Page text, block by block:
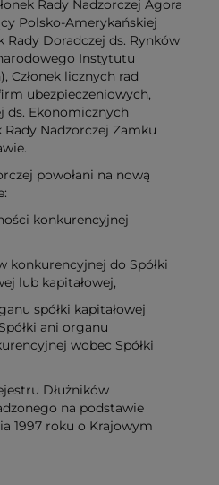
Rady Nadzorczej Agora
Polsko-Amerykańskiej
Rady Doradczej ds. Rynków
Instytutu
Członek licznych rad
ubezpieczeniowych,
ds. Ekonomicznych
Rady Nadzorczej Zamku
powołani na nową
konkurencyjnej
konkurencyjnej do Spółki
lub kapitałowej,
spółki kapitałowej
ani organu
wobec Spółki
Dłużników
na podstawie
1997 roku o Krajowym